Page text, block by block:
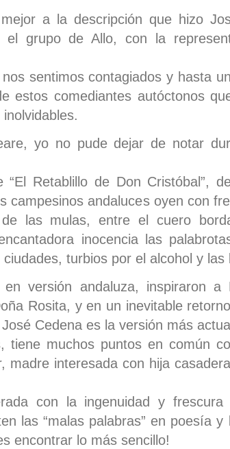
a la descripción que hizo
el grupo de Allo, con la
sentimos contagiados y hasta
estos comediantes autóctonos
yo no pude dejar de notar
Retablillo de Don Cristóbal”,
campesinos andaluces oyen con
las mulas, entre el cuero
inocencia las
turbios por el alcohol y
en versión andaluza, inspiraron
Rosita, y en un inevitable
Cedena es la versión más
tiene muchos puntos en común
madre interesada con hija
con la ingenuidad y frescura
las “malas palabras” en poesía
encontrar lo más sencillo!